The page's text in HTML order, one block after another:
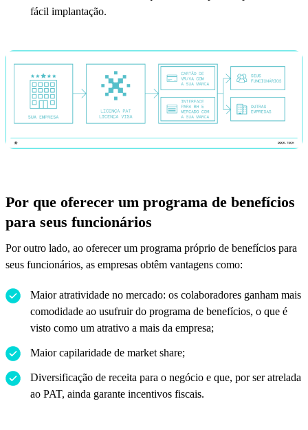
fácil implantação.
Por que oferecer um programa de benefícios
para seus funcionários
Por outro lado, ao oferecer um programa próprio de benefícios para
seus funcionários, as empresas obtêm vantagens como:
Maior atratividade no mercado: os colaboradores ganham mais
comodidade ao usufruir do programa de benefícios, o que é
visto como um atrativo a mais da empresa;
Maior capilaridade de market share;
Diversificação de receita para o negócio e que, por ser atrelada
ao PAT, ainda garante incentivos fiscais.